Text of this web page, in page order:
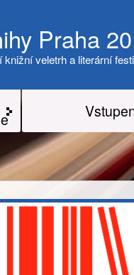
Praha
knižní veletrh a literární